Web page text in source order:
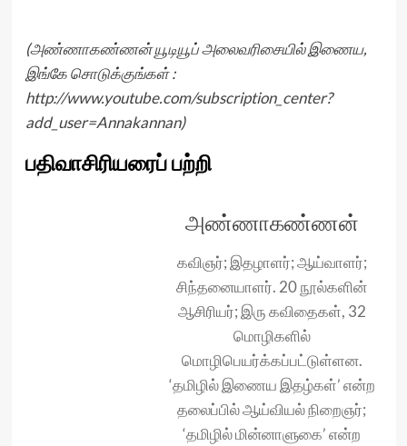
(அண்ணாகண்ணன் யூடியூப் அலைவரிசையில் இணைய,
இங்கே சொடுக்குங்கள் :
http://www.youtube.com/subscription_center?
add_user=Annakannan)
பதிவாசிரியரைப் பற்றி
அண்ணாகண்ணன்
கவிஞர்; இதழாளர்; ஆய்வாளர்;
சிந்தனையாளர். 20 நூல்களின்
ஆசிரியர்; இரு கவிதைகள், 32
மொழிகளில்
மொழிபெயர்க்கப்பட்டுள்ளன.
‘தமிழில் இணைய இதழ்கள்’ என்ற
தலைப்பில் ஆய்வியல் நிறைஞர்;
‘தமிழில் மின்னாளுகை’ என்ற